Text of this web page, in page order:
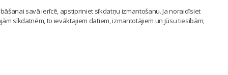
savā ierīcē, apstipriniet sīkdatņu izmantošanu. Ja noraidīsiet
sīkdatnēm, to ievāktajiem datiem, izmantotājiem un Jūsu tiesībām,